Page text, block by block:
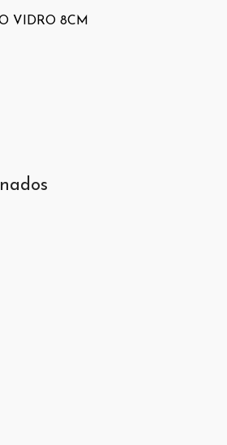
VIDRO 8CM